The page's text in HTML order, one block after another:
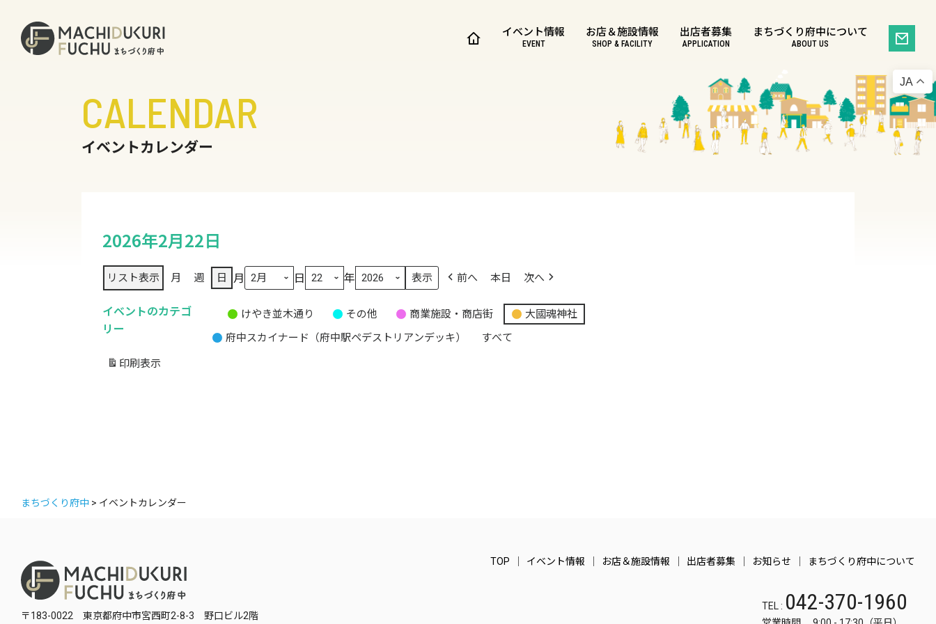
イベント情報
EVENT
お店＆施設情報
SHOP & FACILITY
出店者募集
APPLICATION
まちづくり府中について
ABOUT US
CALENDAR
イベントカレンダー
2026年2月22日
リスト表示 月 週 日 月 日 年 前へ 本日 次へ
イベントのカテゴ
リー
題
けやき並木通り その他 商業施設・商店街
大國魂神社
府中スカイナード（府中駅ペデストリアンデッキ）
すべて
印刷 表示
まちづくり府中 > イベントカレンダー
〒183-0022 東京都府中市宮西町2-8-3 野口ビル2階
TOP イベント情報 お店＆施設情報 出店者募集 お知らせ まちづくり府中について
TEL : 042-370-1960
JA